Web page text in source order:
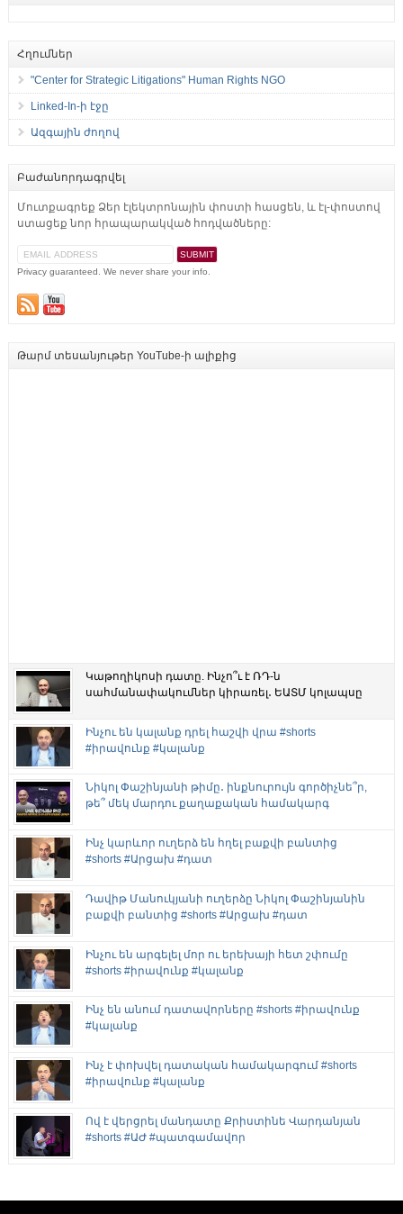
Հղումներ
"Center for Strategic Litigations" Human Rights NGO
Linked-In-ի էջը
Ազգային ժողով
Բաժանորդագրվել
Մուտքագրեք Ձեր էլեկտրոնային փոստի հասցեն, և էլ-փոստով
ստացեք նոր հրապարակված հոդվածները:
Privacy guaranteed. We never share your info.
Թարմ տեսանյութեր YouTube-ի ալիքից
Կաթողիկոսի դատը. Ինչո՞ւ է ՌԴ-ն
սահմանափակումներ կիրառել․ ԵԱՏՄ կոլապսը
Ինչու են կալանք դրել հաշվի վրա #shorts
#իրավունք #կալանք
Նիկոլ Փաշինյանի թիմը․ ինքնուրույն գործիչնե՞ր,
թե՞ մեկ մարդու քաղաքական համակարգ
Ինչ կարևոր ուղերձ են հղել բաքվի բանտից
#shorts #Արցախ #դատ
Դավիթ Մանուկյանի ուղերձը Նիկոլ Փաշինյանին
բաքվի բանտից #shorts #Արցախ #դատ
Ինչու են արգելել մոր ու երեխայի հետ շփումը
#shorts #իրավունք #կալանք
Ինչ են անում դատավորները #shorts #իրավունք
#կալանք
Ինչ է փոխվել դատական համակարգում #shorts
#իրավունք #կալանք
Ով է վերցրել մանդատը Քրիստինե Վարդանյան
#shorts #ԱԺ #պատգամավոր